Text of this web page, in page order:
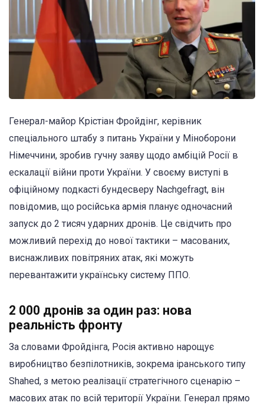
Генерал-майор Крістіан Фройдінг, керівник
спеціального штабу з питань України у Міноборони
Німеччини, зробив гучну заяву щодо амбіцій Росії в
ескалації війни проти України. У своєму виступі в
офіційному подкасті бундесверу Nachgefragt, він
повідомив, що російська армія планує одночасний
запуск до 2 тисяч ударних дронів. Це свідчить про
можливий перехід до нової тактики – масованих,
виснажливих повітряних атак, які можуть
перевантажити українську систему ППО.
2 000 дронів за один раз: нова
реальність фронту
За словами Фройдінга, Росія активно нарощує
виробництво безпілотників, зокрема іранського типу
Shahed, з метою реалізації стратегічного сценарію –
масових атак по всій території України. Генерал прямо